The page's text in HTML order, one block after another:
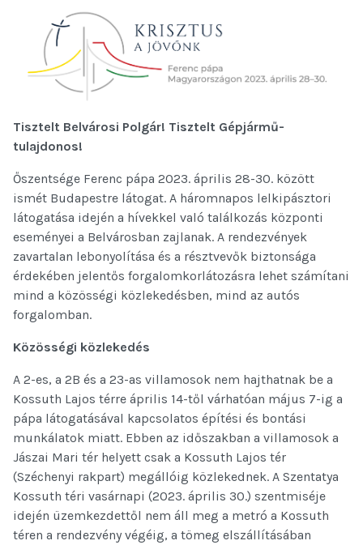
Tisztelt Belvárosi Polgár! Tisztelt Gépjármű-
tulajdonos!
Őszentsége Ferenc pápa 2023. április 28-30. között
ismét Budapestre látogat. A háromnapos lelkipásztori
látogatása idején a hívekkel való találkozás központi
eseményei a Belvárosban zajlanak. A rendezvények
zavartalan lebonyolítása és a résztvevők biztonsága
érdekében jelentős forgalomkorlátozásra lehet számítani
mind a közösségi közlekedésben, mind az autós
forgalomban.
Közösségi közlekedés
A 2-es, a 2B és a 23-as villamosok nem hajthatnak be a
Kossuth Lajos térre április 14-től várhatóan május 7-ig a
pápa látogatásával kapcsolatos építési és bontási
munkálatok miatt. Ebben az időszakban a villamosok a
Jászai Mari tér helyett csak a Kossuth Lajos tér
(Széchenyi rakpart) megállóig közlekednek. A Szentatya
Kossuth téri vasárnapi (2023. április 30.) szentmiséje
idején üzemkezdettől nem áll meg a metró a Kossuth
téren a rendezvény végéig, a tömeg elszállításában